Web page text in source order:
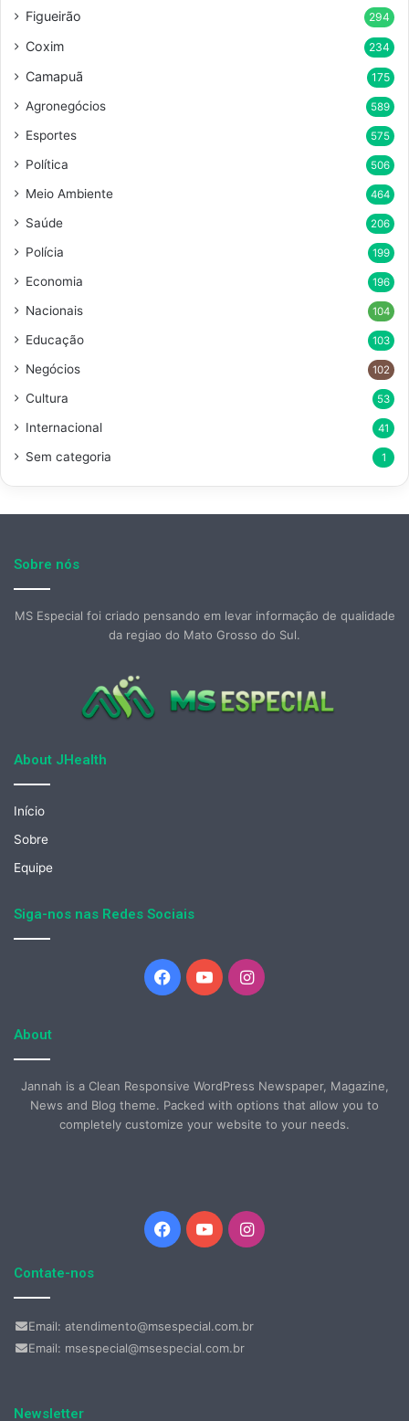
Figueirão 294
Coxim 234
Camapuã 175
Agronegócios 589
Esportes 575
Política 506
Meio Ambiente 464
Saúde 206
Polícia 199
Economia 196
Nacionais 104
Educação 103
Negócios 102
Cultura 53
Internacional 41
Sem categoria 1
Sobre nós
MS Especial foi criado pensando em levar informação de qualidade
da regiao do Mato Grosso do Sul.
About JHealth
Início
Sobre
Equipe
Siga-nos nas Redes Sociais
Facebook
YouTubeInstagram
About
Jannah is a Clean Responsive WordPress Newspaper, Magazine,
News and Blog theme. Packed with options that allow you to
completely customize your website to your needs.
Facebook
YouTubeInstagram
Contate-nos
Email: atendimento@msespecial.com.br
Email: msespecial@msespecial.com.br
Newsletter